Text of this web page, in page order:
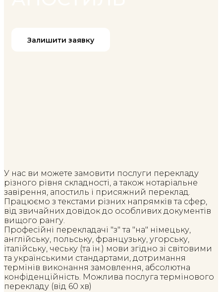
Залишити заявку
У нас ви можете замовити послуги перекладу
різного рівня складності, а також нотаріальне
завірення, апостиль і присяжний переклад.
Працюємо з текстами різних напрямків та сфер,
від звичайних довідок до особливих документів
вищого рангу.
Професійні перекладачі "з" та "на" німецьку,
англійську, польську, французьку, угорську,
італійську, чеську (та ін.) мови згідно зі світовими
та українськими стандартами, дотримання
термінів виконання замовлення, абсолютна
конфіденційність. Можлива послуга термінового
перекладу (від 60 хв)